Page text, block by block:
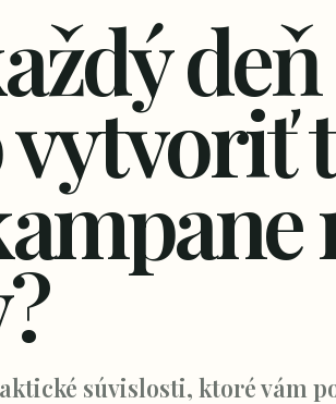
vytvoriť
súvislosti, ktoré vám